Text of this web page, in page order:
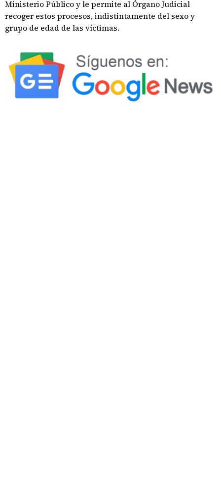
Ministerio Público y le permite al Órgano Judicial
recoger estos procesos, indistintamente del sexo y
grupo de edad de las víctimas.